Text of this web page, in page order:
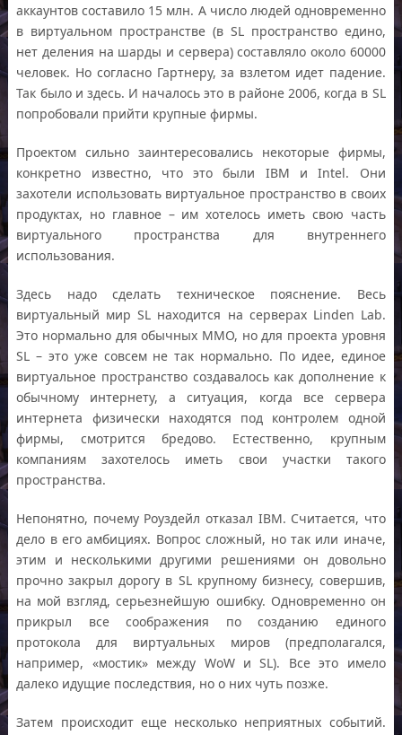
аккаунтов составило 15 млн. А число людей одновременно
в виртуальном пространстве (в SL пространство едино,
нет деления на шарды и сервера) составляло около 60000
человек. Но согласно Гартнеру, за взлетом идет падение.
Так было и здесь. И началось это в районе 2006, когда в SL
попробовали прийти крупные фирмы.
Проектом сильно заинтересовались некоторые фирмы,
конкретно известно, что это были IBM и Intel. Они
захотели использовать виртуальное пространство в своих
продуктах, но главное – им хотелось иметь свою часть
виртуального пространства для внутреннего
использования.
Здесь надо сделать техническое пояснение. Весь
виртуальный мир SL находится на серверах Linden Lab.
Это нормально для обычных MMO, но для проекта уровня
SL – это уже совсем не так нормально. По идее, единое
виртуальное пространство создавалось как дополнение к
обычному интернету, а ситуация, когда все сервера
интернета физически находятся под контролем одной
фирмы, смотрится бредово. Естественно, крупным
компаниям захотелось иметь свои участки такого
пространства.
Непонятно, почему Роуздейл отказал IBM. Считается, что
дело в его амбициях. Вопрос сложный, но так или иначе,
этим и несколькими другими решениями он довольно
прочно закрыл дорогу в SL крупному бизнесу, совершив,
на мой взгляд, серьезнейшую ошибку. Одновременно он
прикрыл все соображения по созданию единого
протокола для виртуальных миров (предполагался,
например, «мостик» между WoW и SL). Все это имело
далеко идущие последствия, но о них чуть позже.
Затем происходит еще несколько неприятных событий.